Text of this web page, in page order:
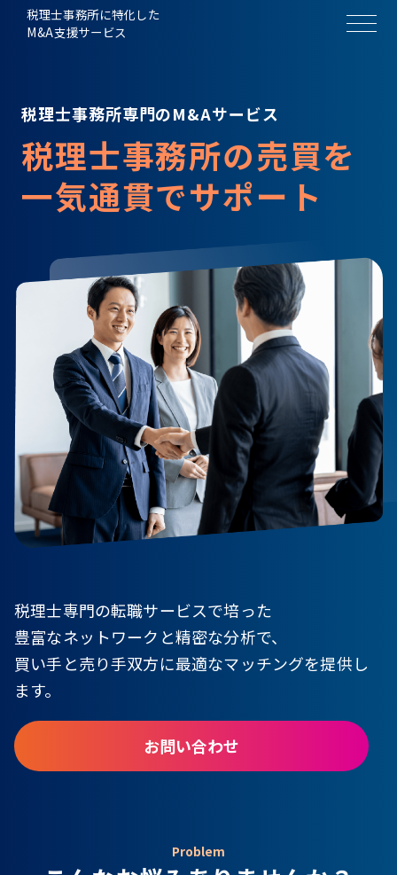
税理士事務所に特化した
M&A支援サービス
税理士事務所専門のM&Aサービス
税理士事務所の売買を
一気通貫でサポート
税理士専門の転職サービスで培った
豊富なネットワークと精密な分析で、
買い手と売り手双方に最適なマッチングを提供し
ます。
お問い合わせ
Problem